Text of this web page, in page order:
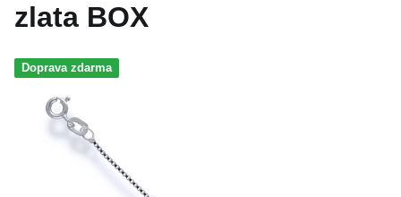
NÁUŠNICE
zlata BOX
Doprava zdarma